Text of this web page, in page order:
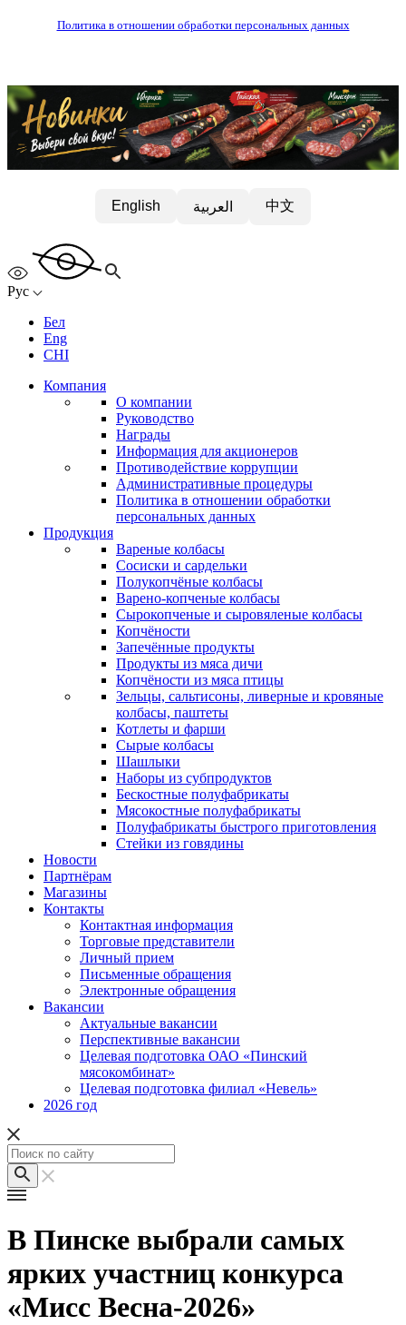
Политика в отношении обработки персональных данных
English العربية 中文
Рус
Бел
Eng
CHI
Компания
О компании
Руководство
Награды
Информация для акционеров
Противодействие коррупции
Административные процедуры
Политика в отношении обработки
персональных данных
Продукция
Вареные колбасы
Сосиски и сардельки
Полукопчёные колбасы
Варено-копченые колбасы
Сырокопченые и сыровяленые колбасы
Копчёности
Запечённые продукты
Продукты из мяса дичи
Копчёности из мяса птицы
Зельцы, сальтисоны, ливерные и кровяные
колбасы, паштеты
Котлеты и фарши
Сырые колбасы
Шашлыки
Наборы из субпродуктов
Бескостные полуфабрикаты
Мясокостные полуфабрикаты
Полуфабрикаты быстрого приготовления
Стейки из говядины
Новости
Партнёрам
Магазины
Контакты
Контактная информация
Торговые представители
Личный прием
Письменные обращения
Электронные обращения
Вакансии
Актуальные вакансии
Перспективные вакансии
Целевая подготовка ОАО «Пинский
мясокомбинат»
Целевая подготовка филиал «Невель»
2026 год
В Пинске выбрали самых
ярких участниц конкурса
«Мисс Весна-2026»